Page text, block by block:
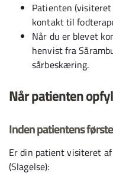
Patienten
kontakt til
Når du er blevet
henvist fra
sårbeskæring.
Når patienten
Inden patientens
Er din patient visiteret
(Slagelse):